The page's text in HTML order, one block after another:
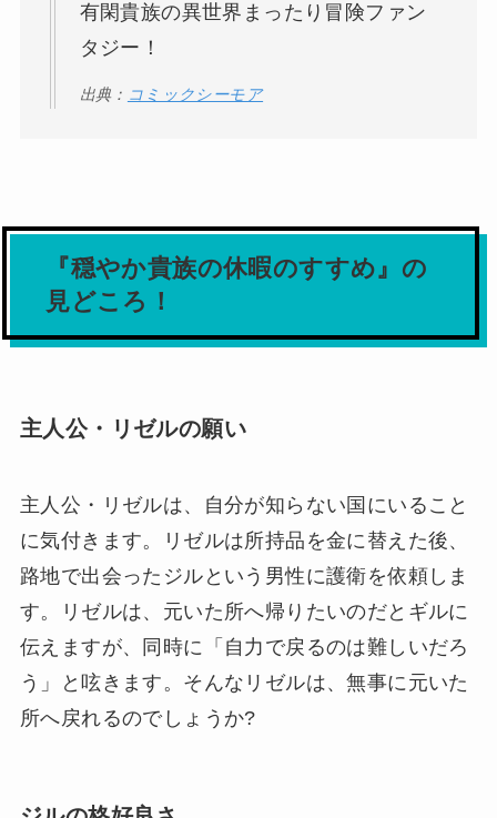
有閑貴族の異世界まったり冒険ファン
タジー！
出典： コミックシーモア
『穏やか貴族の休暇のすすめ』の
見どころ！
主人公・リゼルの願い
主人公・リゼルは、自分が知らない国にいること
に気付きます。リゼルは所持品を金に替えた後、
路地で出会ったジルという男性に護衛を依頼しま
す。リゼルは、元いた所へ帰りたいのだとギルに
伝えますが、同時に「自力で戻るのは難しいだろ
う」と呟きます。そんなリゼルは、無事に元いた
所へ戻れるのでしょうか?